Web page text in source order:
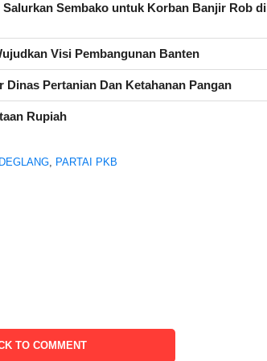
Sembako untuk Korban Banjir Rob di
Visi Pembangunan Banten
Pertanian Dan Ketahanan Pangan
Rupiah
, PARTAI PKB
TO COMMENT